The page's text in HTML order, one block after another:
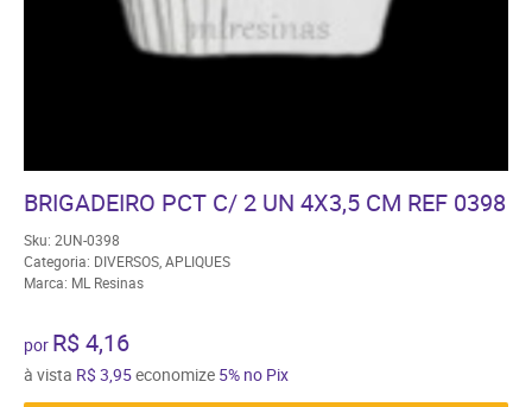
BRIGADEIRO PCT C/ 2 UN 4X3,5 CM REF 0398
Sku: 2UN-0398
Categoria: DIVERSOS APLIQUES
Marca: ML Resinas
por R$ 4,16
à vista R$ 3,95economize 5% no Pix